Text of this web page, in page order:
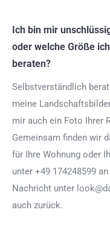
Ich bin mir
oder welche Größe
beraten?
Selbstverständlich
meine
mir auch ein Foto Ihrer
Gemeinsam finden wir
für Ihre Wohnung oder
unter +49 174248599
Nachricht unter
auch zurück.